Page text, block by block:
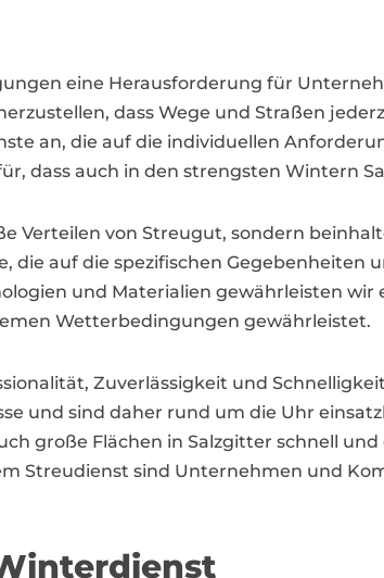
eine Herausforderung für
dass Wege und Straßen
an, die auf die individuellen
dass auch in den strengsten Wintern
Verteilen von Streugut, sondern
auf die spezifischen Gegebenheiten
und Materialien gewährleisten
Wetterbedingungen gewährleistet.
Zuverlässigkeit und
und sind daher rund um die Uhr
große Flächen in Salzgitter schnell
Streudienst sind Unternehmen und